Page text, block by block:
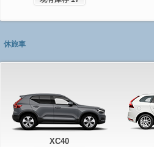
休旅車
XC40